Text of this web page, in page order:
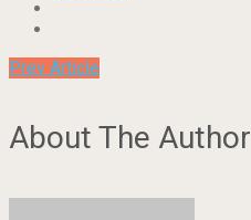
Prev Article
About The Author